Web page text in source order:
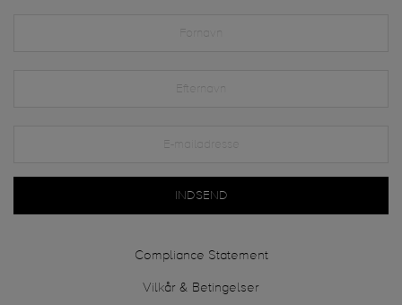
INDSEND
Compliance Statement
Vilkår & Betingelser